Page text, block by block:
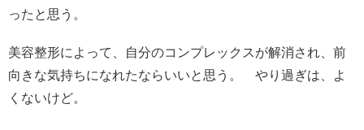
ったと思う。
美容整形によって、自分のコンプレックスが解消され、前
向きな気持ちになれたならいいと思う。 やり過ぎは、よ
くないけど。